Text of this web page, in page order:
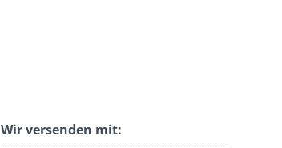
Wir versenden mit: